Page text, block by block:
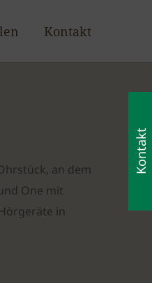
Kontakt
an dem
One mit
in
Kontakt